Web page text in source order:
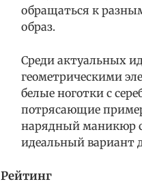
обращаться к
образ.
Среди актуальных
геометрическими
белые ноготки с
потрясающие
нарядный маникюр
идеальный вариант
Рейтинг